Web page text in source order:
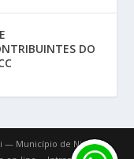
DO
— Município de Niterói.